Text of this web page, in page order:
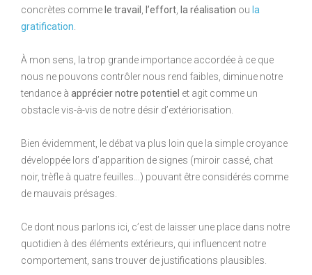
concrètes comme le travail l’effort la réalisation ou la
gratification
À mon sens, la trop grande importance accordée à ce que
nous ne pouvons contrôler nous rend faibles, diminue notre
tendance à apprécier notre potentiel et agit comme un
obstacle vis-à-vis de notre désir d’extériorisation.
Bien évidemment, le débat va plus loin que la simple croyance
développée lors d’apparition de signes (miroir cassé, chat
noir, trèfle à quatre feuilles…) pouvant être considérés comme
de mauvais présages.
Ce dont nous parlons ici, c’est de laisser une place dans notre
quotidien à des éléments extérieurs, qui influencent notre
comportement, sans trouver de justifications plausibles.